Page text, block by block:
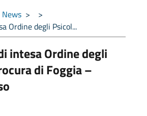
>
>
Ordine degli Psicol...
intesa Ordine degli
di Foggia –